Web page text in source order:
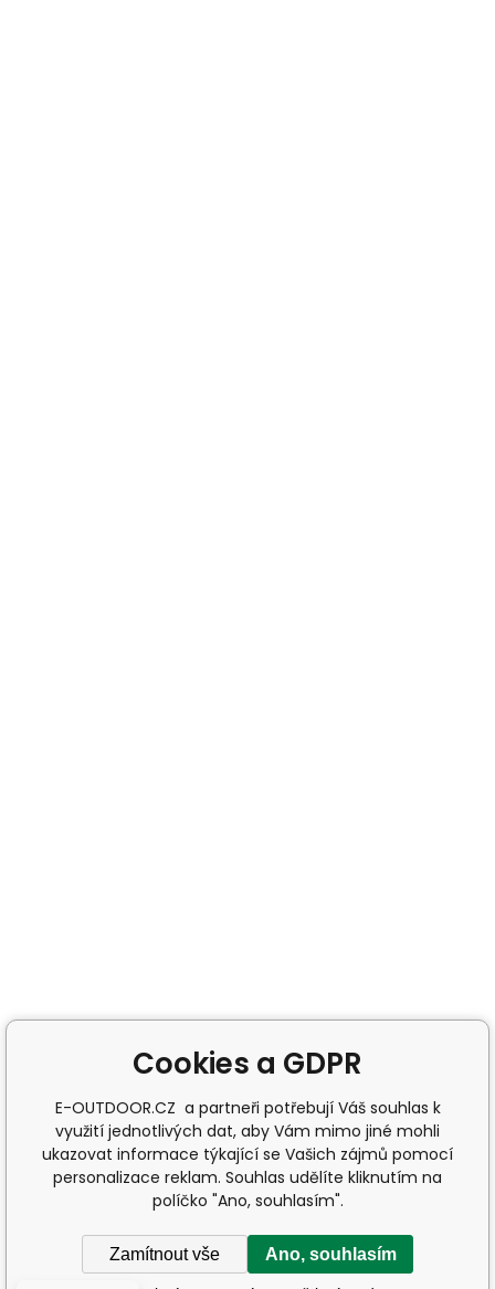
Cookies a GDPR
E-OUTDOOR.CZ a partneři potřebují Váš souhlas k
využití jednotlivých dat, aby Vám mimo jiné mohli
ukazovat informace týkající se Vašich zájmů pomocí
personalizace reklam. Souhlas udělíte kliknutím na
políčko "Ano, souhlasím".
Zamítnout vše Ano, souhlasím